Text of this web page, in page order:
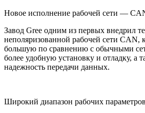
Новое исполнение рабочей сети —
Завод Gree одним из первых внедрил
неполяризованной рабочей сети CAN,
большую по сравнению с обычными
более удобную установку и отладку, а
надежность передачи данных.
Широкий диапазон рабочих параметров